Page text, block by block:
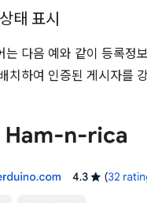
태 표시
다음 예와 같이 등록정
치하여 인증된 게시자를